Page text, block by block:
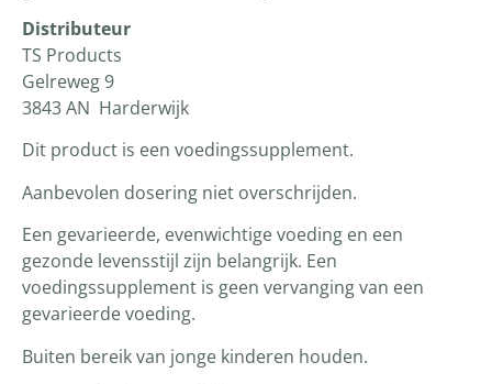
Distributeur
TS Products
Gelreweg 9
3843 AN Harderwijk
Dit product is een voedingssupplement.
Aanbevolen dosering niet overschrijden.
Een gevarieerde, evenwichtige voeding en een
gezonde levensstijl zijn belangrijk. Een
voedingssupplement is geen vervanging van een
gevarieerde voeding.
Buiten bereik van jonge kinderen houden.